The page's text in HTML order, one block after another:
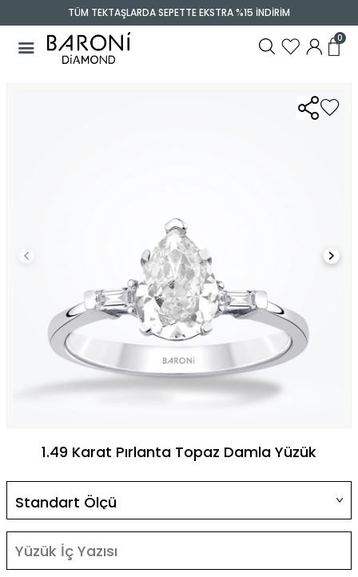
TÜM TEKTAŞLARDA SEPETTE EKSTRA %15 İNDİRİM
0
1.49 Karat Pırlanta Topaz Damla Yüzük